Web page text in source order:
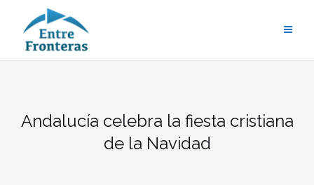
contenido
Andalucía celebra la fiesta cristiana
de la Navidad